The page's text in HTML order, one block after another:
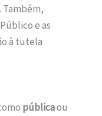
Também,
e as
à tutela
públicaou